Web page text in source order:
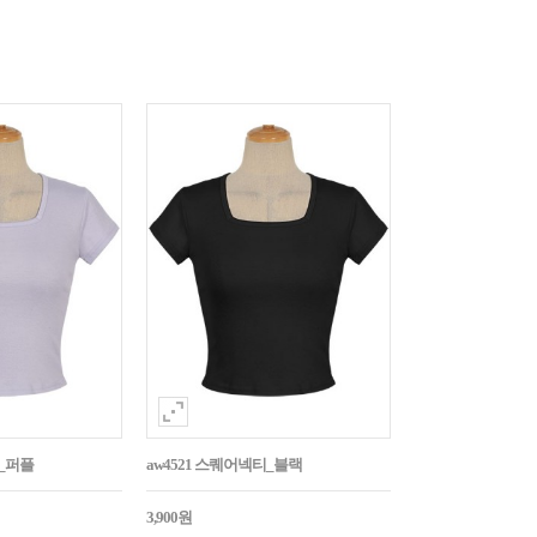
퍼플 aw4521 스퀘어넥티_블랙
3,900원